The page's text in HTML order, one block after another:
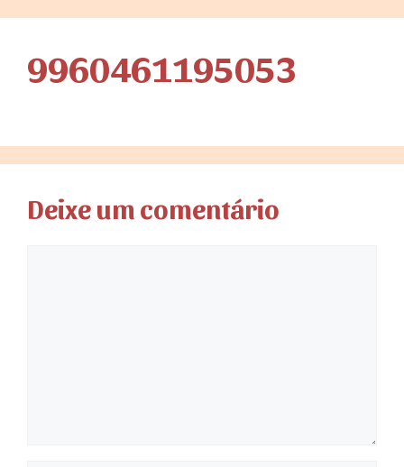
9960461195053
Deixe um comentário